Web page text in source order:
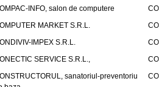
INFO, salon de computere
MARKET S.R.L.
IMPEX S.R.L.
SERVICE S.R.L.,
sanatoriul-preventoriu